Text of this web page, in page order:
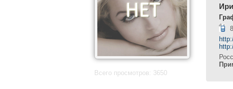
Всего просмотров: 3650